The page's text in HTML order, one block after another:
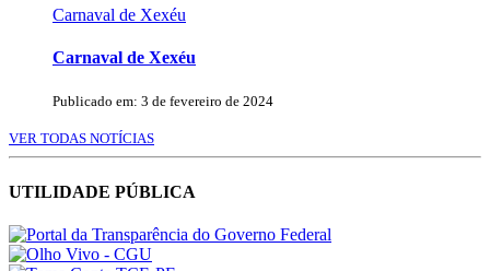
Carnaval de Xexéu
Carnaval de Xexéu
Publicado em: 3 de fevereiro de 2024
VER TODAS NOTÍCIAS
UTILIDADE PÚBLICA